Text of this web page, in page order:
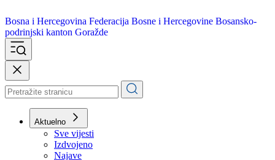
Bosna i Hercegovina
podrinjski kanton Goražde
Aktuelno